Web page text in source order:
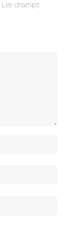
Les champs